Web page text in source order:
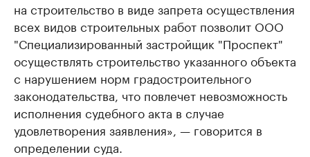
на строительство в виде запрета осуществления
всех видов строительных работ позволит ООО
"Специализированный застройщик "Проспект"
осуществлять строительство указанного объекта
с нарушением норм градостроительного
законодательства, что повлечет невозможность
исполнения судебного акта в случае
удовлетворения заявления», — говорится в
определении суда.